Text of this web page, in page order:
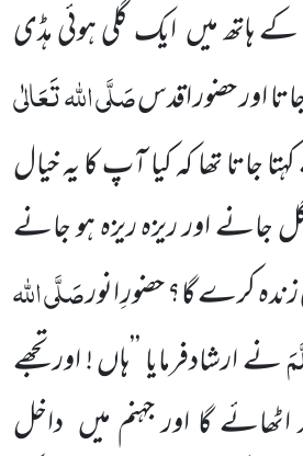
ہاتھ میںایک گلی ہوئی ہڈی
اور حضور اقدسصَلَّی اللہ تَعَالٰی
جاتا تھا کہ کیا آپ کا یہ خیال
جانے اور ریزہ ریزہ ہو جانے
زندہ کرے گا؟ حضورِ انورصَلَّی اللہ
نے ارشادفرمایا ’’ہاں ! اور تجھے
گا اور جہنم میں داخل